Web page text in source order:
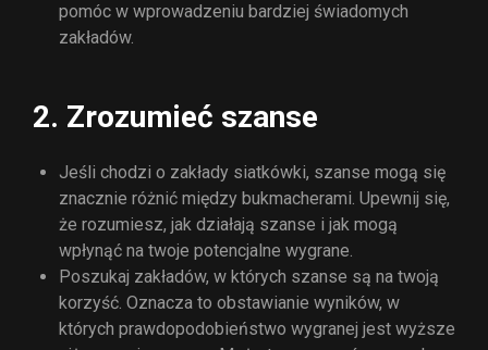
pomóc w wprowadzeniu bardziej świadomych
zakładów.
2. Zrozumieć szanse
Jeśli chodzi o zakłady siatkówki, szanse mogą się
znacznie różnić między bukmacherami. Upewnij się,
że rozumiesz, jak działają szanse i jak mogą
wpłynąć na twoje potencjalne wygrane.
Poszukaj zakładów, w których szanse są na twoją
korzyść. Oznacza to obstawianie wyników, w
których prawdopodobieństwo wygranej jest wyższe